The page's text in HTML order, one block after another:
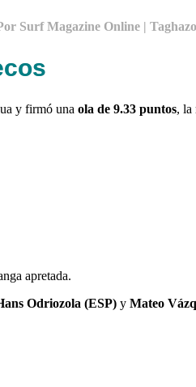
Surf Magazine Online |
y firmó una ola de 9.33 puntos, la
apretada.
Odriozola (ESP) y Mateo